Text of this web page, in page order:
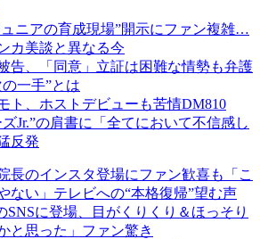
ュニアの育成現場”開示にファン複雑…
カ美談と異なる今
告、「同意」立証は困難な情勢も弁護
一手”とは
ト、ホストデビューも苦情DM810
Jr.”の肩書に「全てにおいて不信感し
反発
長のインスタ登場にファン歓喜も「こ
ない」テレビへの“本格復帰”望む声
に登場、目がくりくり＆ほっそり
と思った」ファン驚き